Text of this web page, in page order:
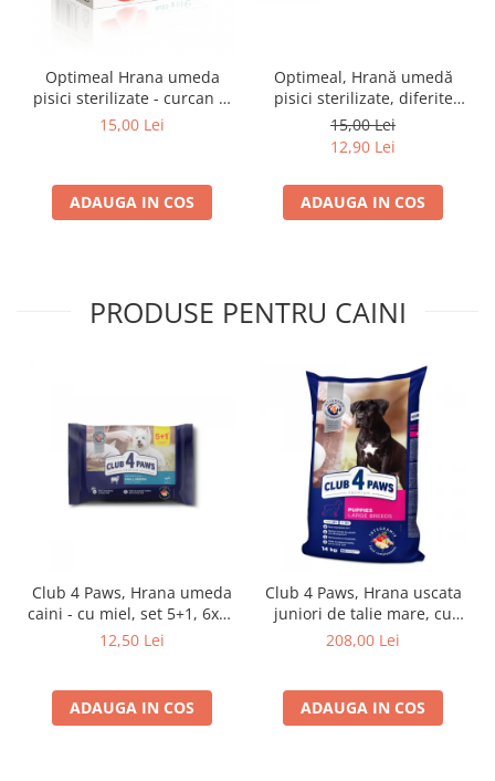
Optimeal Hrana umeda
pisici sterilizate - curcan si
pui in sos, set 3+1,
15,00 Lei
ADAUGA IN COS
Optimeal, Hrană umedă
pisici sterilizate, diferite
arome, (3+1), 0.34kg
15,00 Lei
12,90 Lei
ADAUGA IN COS
PRODUSE PENTRU CAINI
Club 4 Paws, Hrana umeda
caini - cu miel, set 5+1, 6x80
g
12,50 Lei
ADAUGA IN COS
Club 4 Paws, Hrana uscata
juniori de talie mare, cu
pui, 14kg
208,00 Lei
ADAUGA IN COS